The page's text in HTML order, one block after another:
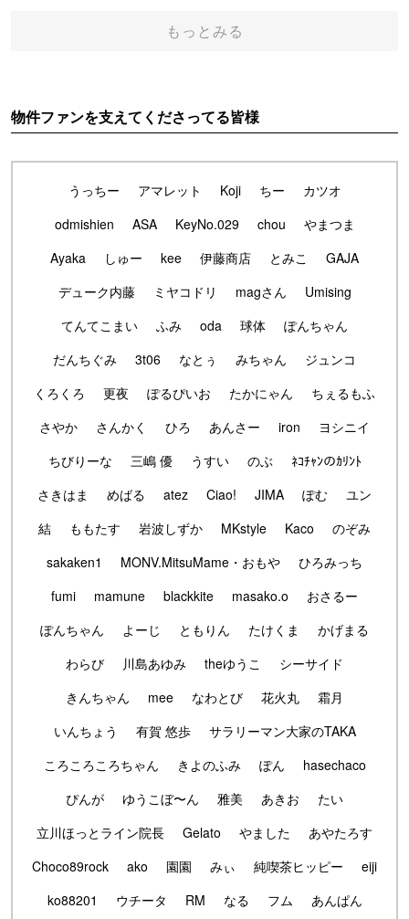
もっとみる
物件ファンを支えてくださってる皆様
うっちー アマレット Koji ちー
カツオ
odmishien
ASA KeyNo.029 chou
やまつま
Ayaka
しゅー kee 伊藤商店 とみこ
GAJA
デューク内藤
ミヤコドリ magさん
Umising
てんてこまい
ふみ oda 球体
ぽんちゃん
だんちぐみ
3t06 なとぅ みちゃん
ジュンコ
くろくろ
更夜 ぽるぴいお たかにゃん
ちぇるもふ
さやか
さんかく ひろ あんさー iron
ヨシニイ
ちびりーな
三嶋 優 うすい のぶ
ﾈｺﾁｬﾝのｶﾘﾝﾄ
さきはま
めばる atez Ciao! JIMA ぽむ
ユン
結
ももたす 岩波しずか MKstyle Kaco
のぞみ
sakaken1
MONV.MitsuMame・おもや
ひろみっち
fumi
mamune blackkite masako.o
おさるー
ぽんちゃん
よーじ ともりん たけくま
かげまる
わらび
川島あゆみ theゆうこ
シーサイド
きんちゃん
mee なわとび 花火丸
霜月
いんちょう
有賀 悠歩
サラリーマン大家のTAKA
ころころころちゃん
きよのふみ ぽん
hasechaco
ぴんが
ゆうこぼ〜ん 雅美 あきお
たい
立川ほっとライン院長
Gelato やました
あやたろす
Choco89rock
ako 園園 みぃ 純喫茶ヒッピー
eiji
ko88201
ウチータ RM なる フム
あんぱん